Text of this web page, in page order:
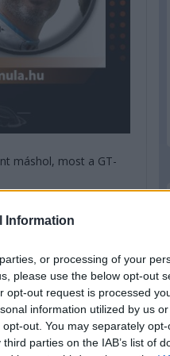
Information
or processing of your
please use the below opt-out
opt-out request is processed
information utilized by us
out. You may separately
parties on the IAB’s list of
máshol, most a GT-
év alatt két első és
hétből hét
is értek célba soha,